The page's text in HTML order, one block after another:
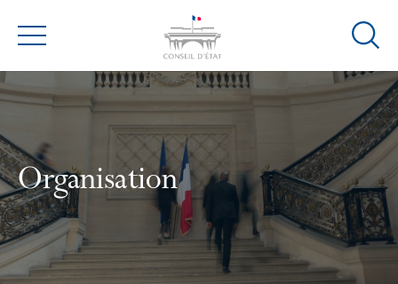
Menu
Ouvrir
de
Organisation